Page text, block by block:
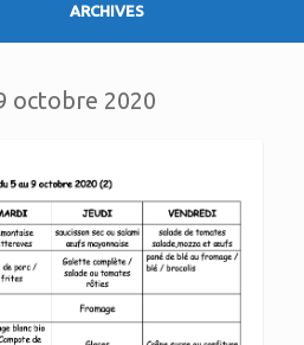
ARCHIVES
octobre 2020